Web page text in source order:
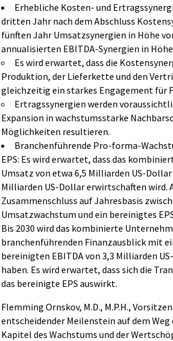
Erhebliche Kosten- und
dritten Jahr nach dem Abschluss
fünften Jahr Umsatzsynergien in Höhe
annualisierten EBITDA-Synergien in Höhe
Es wird erwartet, dass die
Produktion, der Lieferkette und den
gleichzeitig ein starkes Engagement für
Ertragssynergien werden
Expansion in wachstumsstarke
Möglichkeiten resultieren.
Branchenführende Pro-forma-
EPS: Es wird erwartet, dass das
Umsatz von etwa 6,5 Milliarden US-
Milliarden US-Dollar erwirtschaften wird.
Zusammenschluss auf Jahresbasis
Umsatzwachstum und ein bereinigtes
Bis 2030 wird das kombinierte
branchenführenden Finanzausblick mit
bereinigten EBITDA von 3,3 Milliarden
haben. Es wird erwartet, dass sich die
das bereinigte EPS auswirkt.
Flemming Ornskov, M.D., M.P.H.,
entscheidender Meilenstein auf dem
Kapitel des Wachstums und der